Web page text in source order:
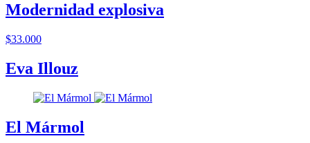
Modernidad explosiva
$33.000
Eva Illouz
El Mármol